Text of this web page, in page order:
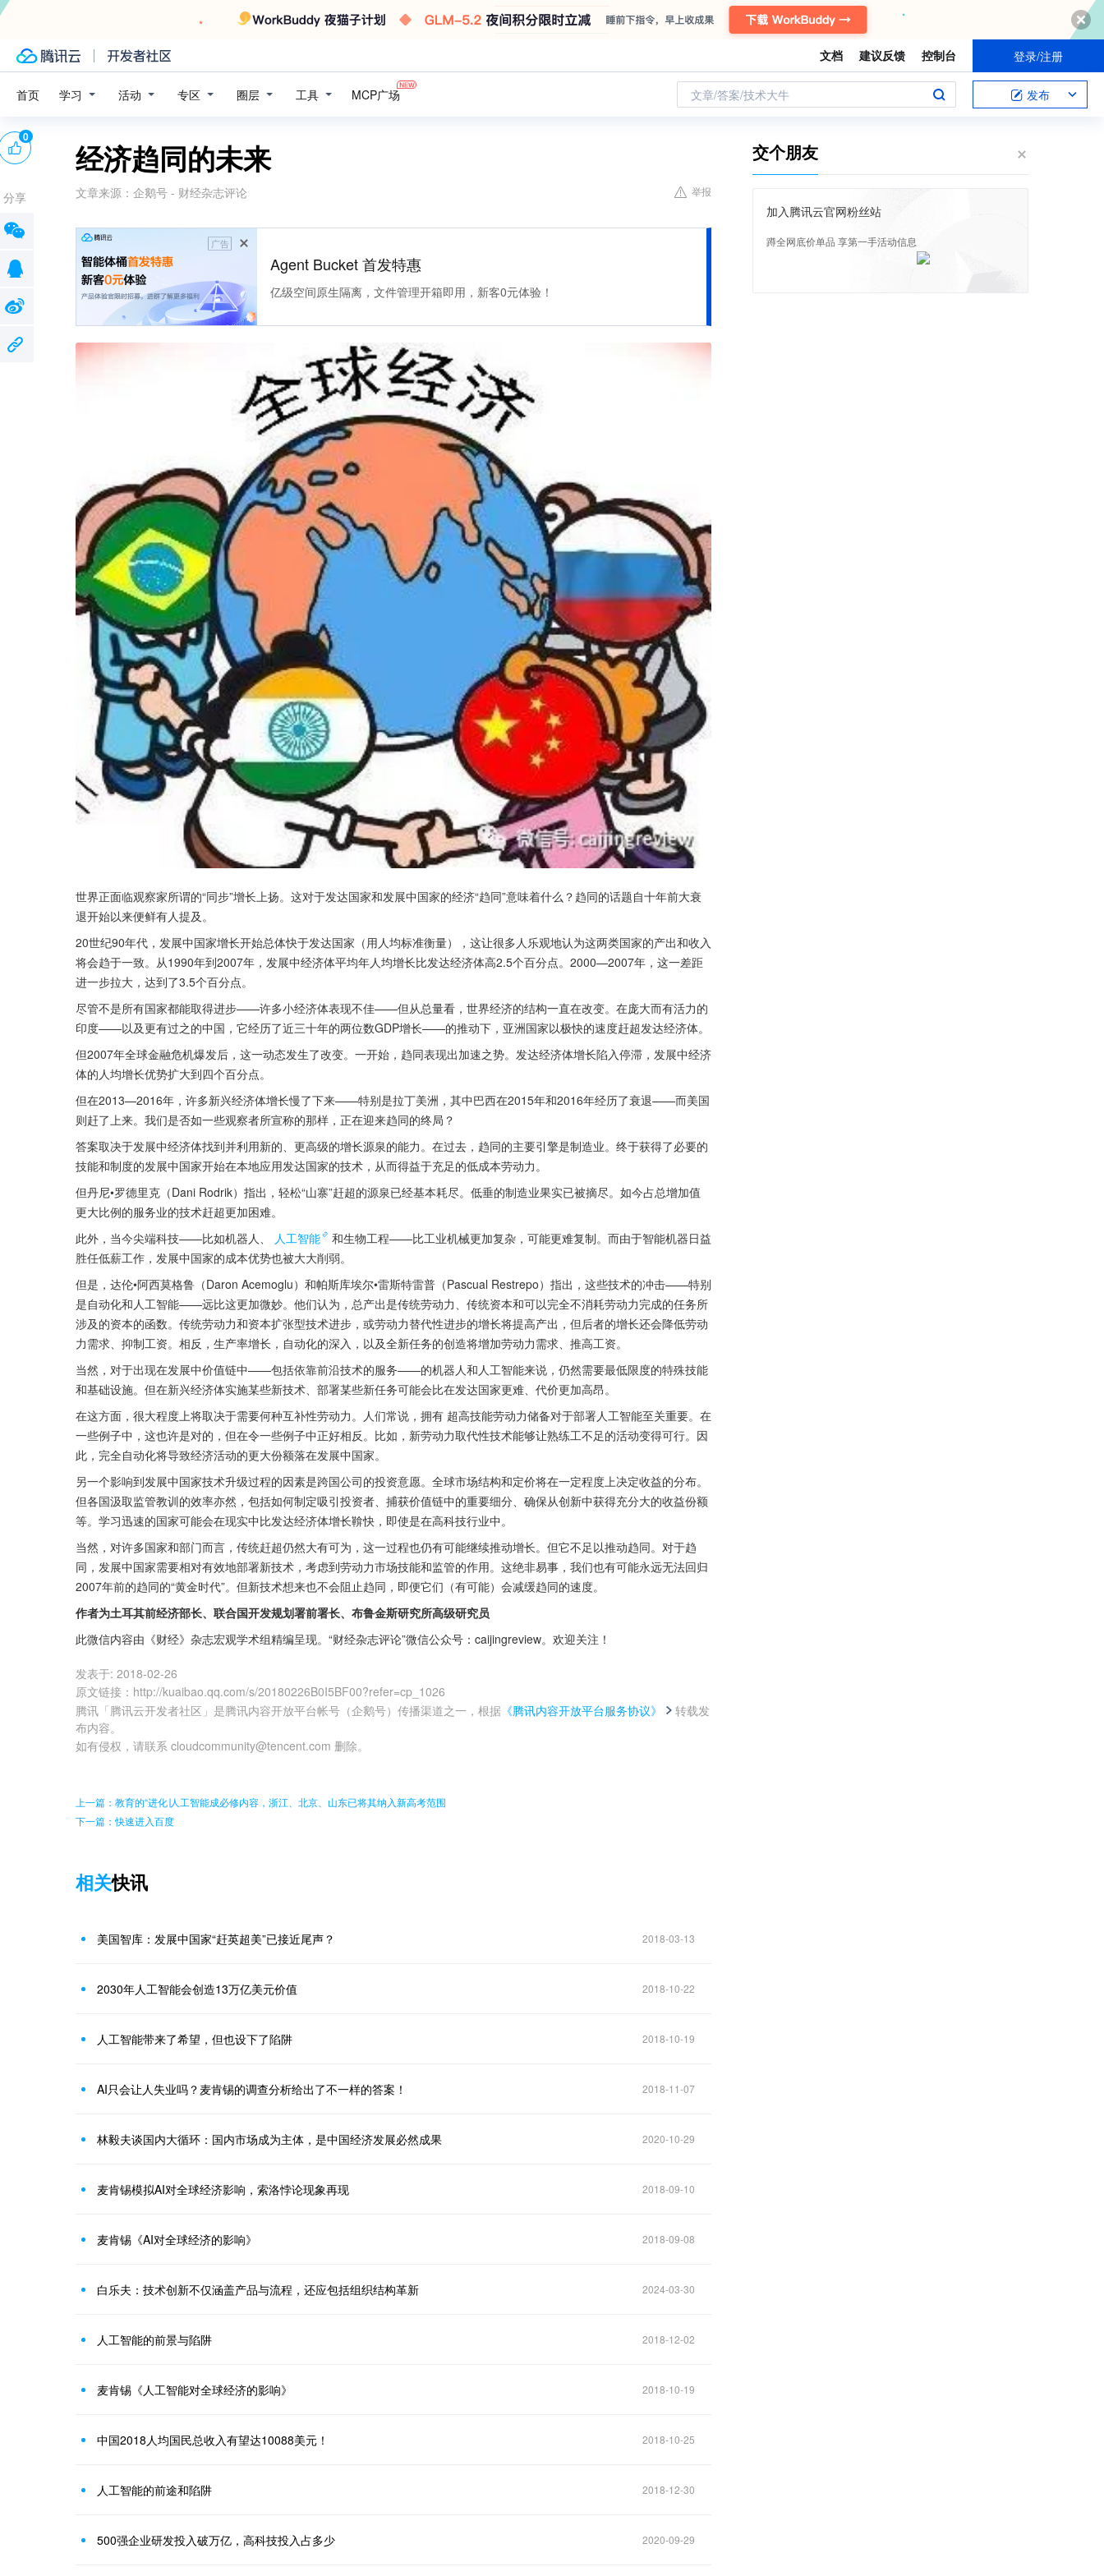
文档 建议反馈 控制台 登录/注册
首页 学习 活动 专区 圈层 工具 MCP广场 文章/答案/技术大牛 发布
经济趋同的未来
文章来源： 企鹅号 - 财经杂志评论 举报
广告
Agent Bucket 首发特惠
亿级空间原生隔离，文件管理开箱即用，新客0元体验！
世界正面临观察家所谓的“同步”增长上扬。这对于发达国家和发展中国家的经济“趋同”意味着什么？趋同的话题自十年前大衰
退开始以来便鲜有人提及。
20世纪90年代，发展中国家增长开始总体快于发达国家（用人均标准衡量），这让很多人乐观地认为这两类国家的产出和收入
将会趋于一致。从1990年到2007年，发展中经济体平均年人均增长比发达经济体高2.5个百分点。2000—2007年，这一差距
进一步拉大，达到了3.5个百分点。
尽管不是所有国家都能取得进步——许多小经济体表现不佳——但从总量看，世界经济的结构一直在改变。在庞大而有活力的
印度——以及更有过之的中国，它经历了近三十年的两位数GDP增长——的推动下，亚洲国家以极快的速度赶超发达经济体。
但2007年全球金融危机爆发后，这一动态发生了改变。一开始，趋同表现出加速之势。发达经济体增长陷入停滞，发展中经济
体的人均增长优势扩大到四个百分点。
但在2013—2016年，许多新兴经济体增长慢了下来——特别是拉丁美洲，其中巴西在2015年和2016年经历了衰退——而美国
则赶了上来。我们是否如一些观察者所宣称的那样，正在迎来趋同的终局？
答案取决于发展中经济体找到并利用新的、更高级的增长源泉的能力。在过去，趋同的主要引擎是制造业。终于获得了必要的
技能和制度的发展中国家开始在本地应用发达国家的技术，从而得益于充足的低成本劳动力。
但丹尼•罗德里克（Dani Rodrik）指出，轻松“山寨”赶超的源泉已经基本耗尽。低垂的制造业果实已被摘尽。如今占总增加值
更大比例的服务业的技术赶超更加困难。
此外，当今尖端科技——比如机器人、
人工智能
和生物工程——比工业机械更加复杂，可能更难复制。而由于智能机器日益
胜任低薪工作，发展中国家的成本优势也被大大削弱。
但是，达伦•阿西莫格鲁（Daron Acemoglu）和帕斯库埃尔•雷斯特雷普（Pascual Restrepo）指出，这些技术的冲击——特别
是自动化和人工智能——远比这更加微妙。他们认为，总产出是传统劳动力、传统资本和可以完全不消耗劳动力完成的任务所
涉及的资本的函数。传统劳动力和资本扩张型技术进步，或劳动力替代性进步的增长将提高产出，但后者的增长还会降低劳动
力需求、抑制工资。相反，生产率增长，自动化的深入，以及全新任务的创造将增加劳动力需求、推高工资。
当然，对于出现在发展中价值链中——包括依靠前沿技术的服务——的机器人和人工智能来说，仍然需要最低限度的特殊技能
和基础设施。但在新兴经济体实施某些新技术、部署某些新任务可能会比在发达国家更难、代价更加高昂。
在这方面，很大程度上将取决于需要何种互补性劳动力。人们常说，拥有 超高技能劳动力储备对于部署人工智能至关重要。在
一些例子中，这也许是对的，但在令一些例子中正好相反。比如，新劳动力取代性技术能够让熟练工不足的活动变得可行。因
此，完全自动化将导致经济活动的更大份额落在发展中国家。
另一个影响到发展中国家技术升级过程的因素是跨国公司的投资意愿。全球市场结构和定价将在一定程度上决定收益的分布。
但各国汲取监管教训的效率亦然，包括如何制定吸引投资者、捕获价值链中的重要细分、确保从创新中获得充分大的收益份额
等。学习迅速的国家可能会在现实中比发达经济体增长鞥快，即使是在高科技行业中。
当然，对许多国家和部门而言，传统赶超仍然大有可为，这一过程也仍有可能继续推动增长。但它不足以推动趋同。对于趋
同，发展中国家需要相对有效地部署新技术，考虑到劳动力市场技能和监管的作用。这绝非易事，我们也有可能永远无法回归
2007年前的趋同的“黄金时代”。但新技术想来也不会阻止趋同，即便它们（有可能）会减缓趋同的速度。
作者为土耳其前经济部长、联合国开发规划署前署长、布鲁金斯研究所高级研究员
此微信内容由《财经》杂志宏观学术组精编呈现。“财经杂志评论”微信公众号：caijingreview。欢迎关注！
发表于: 2018-02-26
原文链接 ： http://kuaibao.qq.com/s/20180226B0I5BF00?refer=cp_1026
腾讯「腾讯云开发者社区」是腾讯内容开放平台帐号（企鹅号）传播渠道之一，根据 《腾讯内容开放平台服务协议》
转载发
布内容。
如有侵权，请联系 cloudcommunity@tencent.com 删除。
0
分享
上一篇：教育的“进化∣人工智能成必修内容，浙江、北京、山东已将其纳入新高考范围
下一篇：快速进入百度
相关快讯
美国智库：发展中国家“赶英超美”已接近尾声？ 2018-03-13
2030年人工智能会创造13万亿美元价值 2018-10-22
人工智能带来了希望，但也设下了陷阱 2018-10-19
AI只会让人失业吗？麦肯锡的调查分析给出了不一样的答案！ 2018-11-07
林毅夫谈国内大循环：国内市场成为主体，是中国经济发展必然成果 2020-10-29
麦肯锡模拟AI对全球经济影响，索洛悖论现象再现 2018-09-10
麦肯锡《AI对全球经济的影响》 2018-09-08
白乐夫：技术创新不仅涵盖产品与流程，还应包括组织结构革新 2024-03-30
人工智能的前景与陷阱 2018-12-02
麦肯锡《人工智能对全球经济的影响》 2018-10-19
中国2018人均国民总收入有望达10088美元！ 2018-10-25
人工智能的前途和陷阱 2018-12-30
500强企业研发投入破万亿，高科技投入占多少 2020-09-29
交个朋友
加入腾讯云官网粉丝站
蹲全网底价单品 享第一手活动信息